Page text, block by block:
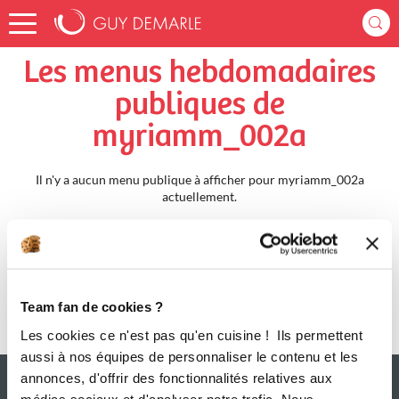
Team fan de cookies ?
Les cookies ce n'est pas qu'en cuisine ! Ils permettent
aussi à nos équipes de personnaliser le contenu et les
annonces, d'offrir des fonctionnalités relatives aux
Accueil myriamm_002a Menus Hebdomadaires
Les menus hebdomadaires
publiques de
myriamm_002a
Il n'y a aucun menu publique à afficher pour myriamm_002a
actuellement.